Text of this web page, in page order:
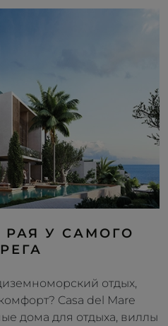
У САМОГО
отдых,
Casa del Mare
дома для отдыха, виллы